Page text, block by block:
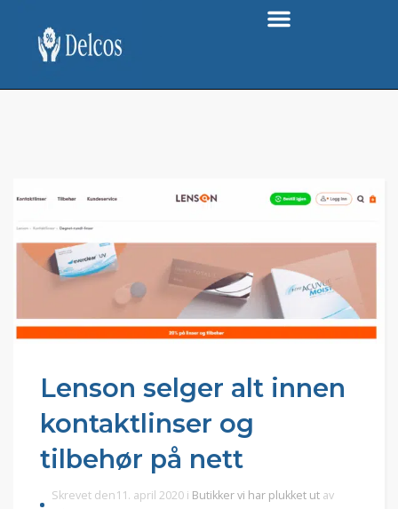
Lenson selger alt innen
kontaktlinser og
tilbehør på nett
Skrevet den11. april 2020 i Butikker vi har plukket ut av